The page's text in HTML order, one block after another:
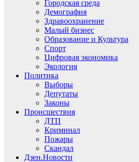
Городская среда
Демография
Здравоохранение
Малый бизнес
Образование и Культура
Спорт
Цифровая экономика
Экология
Политика
Выборы
Депутаты
Законы
Происшествия
ДТП
Криминал
Пожары
Скандал
Дзен.Новости